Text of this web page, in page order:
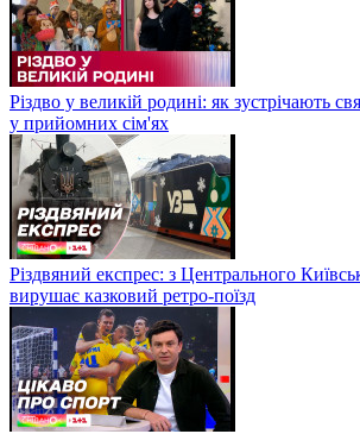
Різдво у великій родині: як зустрічають
у прийомних сім'ях
Різдвяний експрес: з Центрального
вирушає казковий ретро-поїзд